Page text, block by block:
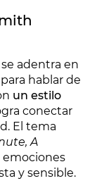
se adentra en
hablar de
un estilo
conectar
El tema
A
emociones
y sensible.